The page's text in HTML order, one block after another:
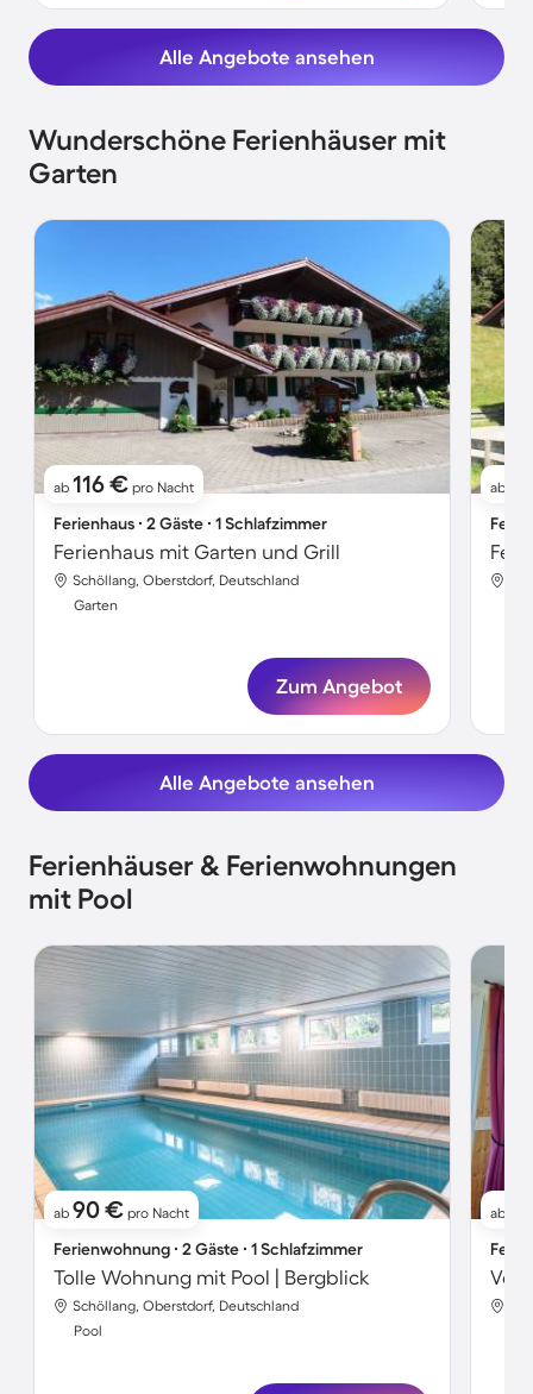
Alle Angebote ansehen
Wunderschöne Ferienhäuser mit
Garten
ab 116 € pro Nacht
Ferienhaus ∙ 2 Gäste ∙ 1 Schlafzimmer
Ferienhaus mit Garten und Grill
Schöllang, Oberstdorf, Deutschland
Garten
Zum Angebot
ab
Alle Angebote ansehen
Ferienhäuser & Ferienwohnungen
mit Pool
ab 90 € pro Nacht
Ferienwohnung ∙ 2 Gäste ∙ 1 Schlafzimmer
Tolle Wohnung mit Pool | Bergblick
Schöllang, Oberstdorf, Deutschland
Pool
ab